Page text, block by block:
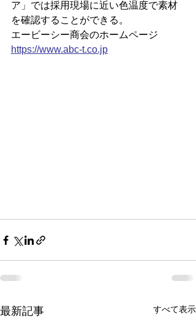
ア」では採用現場に近い色温度で素材
を確認することができる。
エービーシー商会のホームページ
https://www.abc-t.co.jp
最新記事 すべて表示